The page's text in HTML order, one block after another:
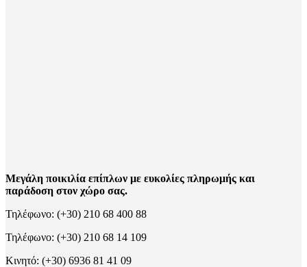
Μεγάλη ποικιλία επίπλων με ευκολίες πληρωμής και
παράδοση στον χώρο σας.
Τηλέφωνο: (+30) 210 68 400 88
Τηλέφωνο: (+30) 210 68 14 109
Κινητό: (+30) 6936 81 41 09